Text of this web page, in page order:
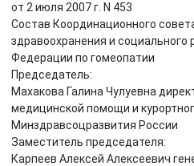
от 2 июля 2007 г. N 453
Состав Координационного
здравоохранения и социального
Федерации по гомеопатии
Председатель:
Махакова Галина Чулуевна
медицинской помощи и
Минздравсоцразвития России
Заместитель председателя:
Карпеев Алексей Алексеевич